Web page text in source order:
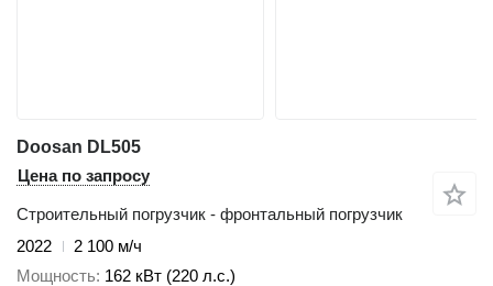
Doosan DL505
Цена по запросу
Строительный погрузчик - фронтальный погрузчик
2022
2 100 м/ч
Мощность 162 кВт (220 л.с.)